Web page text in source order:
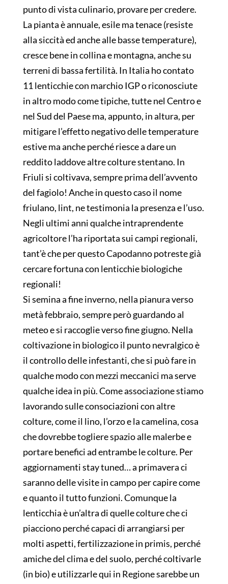
punto di vista culinario, provare per credere.
La pianta è annuale, esile ma tenace (resiste
alla siccità ed anche alle basse temperature),
cresce bene in collina e montagna, anche su
terreni di bassa fertilità. In Italia ho contato
11 lenticchie con marchio IGP o riconosciute
in altro modo come tipiche, tutte nel Centro e
nel Sud del Paese ma, appunto, in altura, per
mitigare l’effetto negativo delle temperature
estive ma anche perché riesce a dare un
reddito laddove altre colture stentano. In
Friuli si coltivava, sempre prima dell’avvento
del fagiolo! Anche in questo caso il nome
friulano, lint, ne testimonia la presenza e l’uso.
Negli ultimi anni qualche intraprendente
agricoltore l’ha riportata sui campi regionali,
tant’è che per questo Capodanno potreste già
cercare fortuna con lenticchie biologiche
regionali!
Si semina a fine inverno, nella pianura verso
metà febbraio, sempre però guardando al
meteo e si raccoglie verso fine giugno. Nella
coltivazione in biologico il punto nevralgico è
il controllo delle infestanti, che si può fare in
qualche modo con mezzi meccanici ma serve
qualche idea in più. Come associazione stiamo
lavorando sulle consociazioni con altre
colture, come il lino, l’orzo e la camelina, cosa
che dovrebbe togliere spazio alle malerbe e
portare benefici ad entrambe le colture. Per
aggiornamenti stay tuned… a primavera ci
saranno delle visite in campo per capire come
e quanto il tutto funzioni. Comunque la
lenticchia è un’altra di quelle colture che ci
piacciono perché capaci di arrangiarsi per
molti aspetti, fertilizzazione in primis, perché
amiche del clima e del suolo, perché coltivarle
(in bio) e utilizzarle qui in Regione sarebbe un